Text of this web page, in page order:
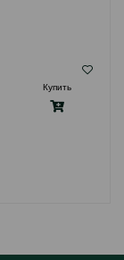
Купить